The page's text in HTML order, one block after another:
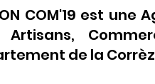
COM'19 est une
Artisans,
de la